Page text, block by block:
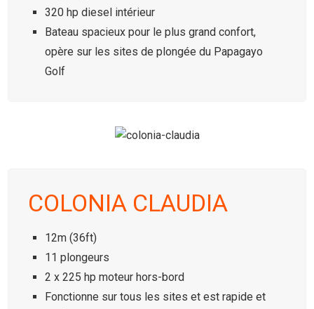
320 hp diesel intérieur
Bateau spacieux pour le plus grand confort,
opère sur les sites de plongée du Papagayo
Golf
COLONIA CLAUDIA
12m (36ft)
11 plongeurs
2 x 225 hp moteur hors-bord
Fonctionne sur tous les sites et est rapide et